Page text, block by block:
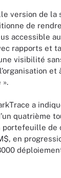
version de la
de
accessible
rapports et
visibilité
et
».
a
quatrième
de
en